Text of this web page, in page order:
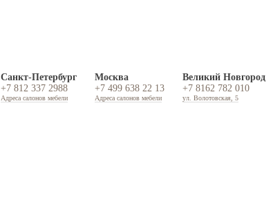
Санкт-Петербург
+7 812 337 2988
Адреса салонов мебели
Москва
+7 499 638 22 13
Адреса салонов мебели
Великий Новгород
+7 8162 782 010
ул. Волотовская, 5